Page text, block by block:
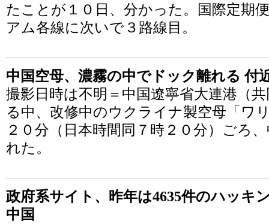
たことが１０日、分かった。国際定期
アム各線に次いで３路線目。
中国空母、濃霧の中でドック離れる 付
撮影日時は不明＝中国遼寧省大連港（
る中、改修中のウクライナ製空母「ワ
２０分（日本時間同７時２０分）ごろ
れた。
政府系サイト、昨年は4635件のハッキ
中国